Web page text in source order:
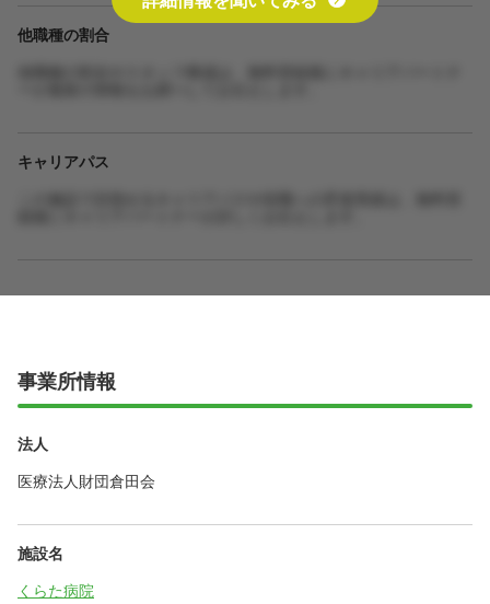
他職種の割合
キャリアパス
事業所情報
法人
医療法人財団倉田会
施設名
くらた病院